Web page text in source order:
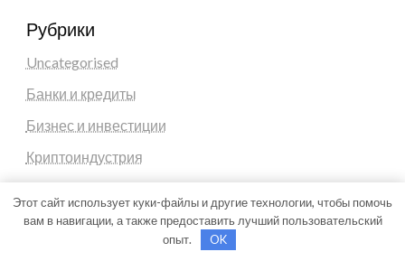
Рубрики
Uncategorised
Банки и кредиты
Бизнес и инвестиции
Криптоиндустрия
Новости
Новости плюс
Этот сайт использует куки-файлы и другие технологии, чтобы помочь
вам в навигации, а также предоставить лучший пользовательский
опыт.
OK